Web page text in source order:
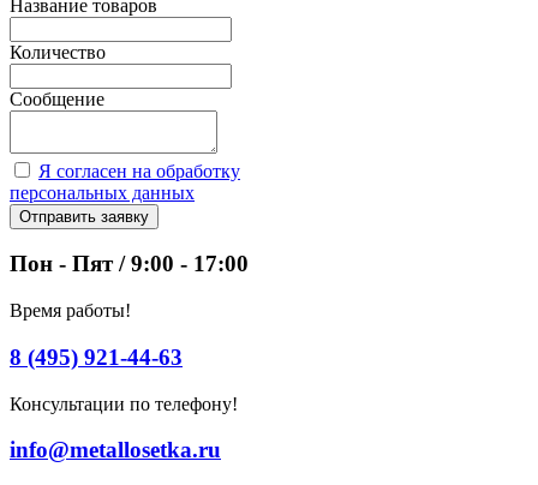
Название товаров
Количество
Сообщение
Я согласен на обработку
персональных данных
Отправить заявку
Пон - Пят / 9:00 - 17:00
Время работы!
8 (495) 921-44-63
Консультации по телефону!
info@metallosetka.ru